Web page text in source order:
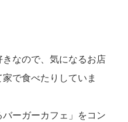
なので、気になるお店
で食べたりしていま
ーガーカフェ」をコン